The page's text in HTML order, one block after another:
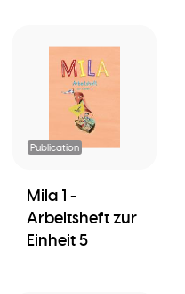
Publication
Mila 1 -
Arbeitsheft zur
Einheit 5